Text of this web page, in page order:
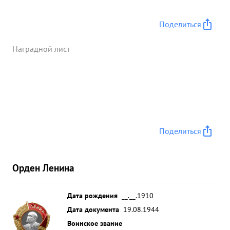
Поделиться
Наградной лист
Поделиться
Орден Ленина
Дата рождения
__.__.1910
Дата документа 19.08.1944
Воинское звание